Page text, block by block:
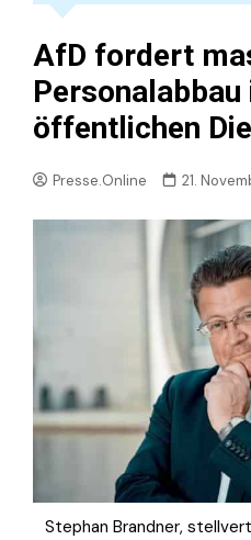
AfD fordert
Personalabbau
öffentlichen
Presse.Online 21.
Stephan Brandner,